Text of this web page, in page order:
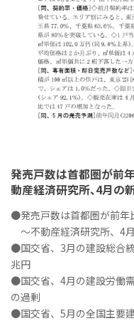
発売戸数は首都圏が前
動産経済研究所、4月の
●発売戸数は首都圏が前年
～不動産経済研究所、4
●国交省、3月の建設総合
兆円
●国交省、4月の建設労働
の過剰
●国交省、5月の全国主要